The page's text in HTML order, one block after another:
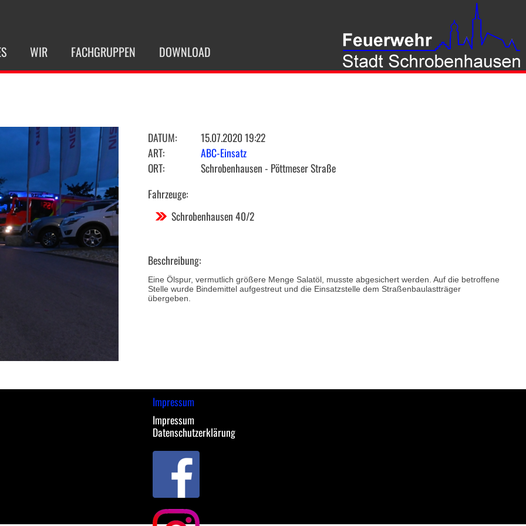
WIR FACHGRUPPEN DOWNLOAD
DATUM:
15.07.2020 19:22
ART:
ABC-Einsatz
ORT:
Schrobenhausen - Pöttmeser Straße
Fahrzeuge:
Schrobenhausen 40/2
Beschreibung:
Eine Ölspur, vermutlich größere Menge Salatöl, musste abgesichert werden. Auf die betroffene
Stelle wurde Bindemittel aufgestreut und die Einsatzstelle dem Straßenbaulastträger
übergeben.
Impressum
Impressum
Datenschutzerklärung